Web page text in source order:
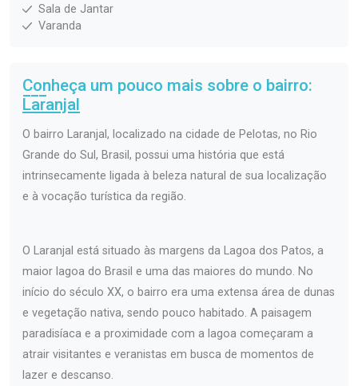
Sala de Jantar
Varanda
Conheça um pouco mais sobre o bairro:
Laranjal
O bairro Laranjal, localizado na cidade de Pelotas, no Rio
Grande do Sul, Brasil, possui uma história que está
intrinsecamente ligada à beleza natural de sua localização
e à vocação turística da região.
O Laranjal está situado às margens da Lagoa dos Patos, a
maior lagoa do Brasil e uma das maiores do mundo. No
início do século XX, o bairro era uma extensa área de dunas
e vegetação nativa, sendo pouco habitado. A paisagem
paradisíaca e a proximidade com a lagoa começaram a
atrair visitantes e veranistas em busca de momentos de
lazer e descanso.